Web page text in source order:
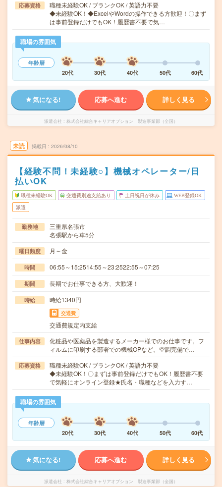
応募資格
職種未経験OK / ブランクOK / 英語力不要
◆未経験OK！◆ExcelやWordの操作できる方歓迎！〇まず
は事前登録だけでもOK！履歴書不要で気…
職場の雰囲気
年齢層
20代
30代 40代 50代 60代
気になる! 応募へ進む 詳しく見る
派遣会社 株式会社綜合キャリアオプション 製造事業部（全国）
未読 掲載日 2026/08/10
【経験不問！未経験○】機械オペレーター/日
払いOK
職種未経験OK 交通費別途支給あり 土日祝日が休み WEB登録OK
派遣
勤務地
三重県名張市
名張駅から車5分
曜日頻度 月～金
時間 06:55～15:2514:55～23:2522:55～07:25
期間 長期でお仕事できる方、大歓迎！
時給 時給1340円
交通費
交通費規定内支給
仕事内容
化粧品や医薬品を製造するメーカー様でのお仕事です。フ
ィルムに印刷する部署での機械OPなど。空調完備で…
応募資格
職種未経験OK / ブランクOK / 英語力不要
◆未経験OK！〇まずは事前登録だけでもOK！履歴書不要
で気軽にオンライン登録★氏名・職種などを入力す…
職場の雰囲気
年齢層
20代
30代 40代 50代 60代
気になる! 応募へ進む 詳しく見る
派遣会社 株式会社綜合キャリアオプション 製造事業部（全国）